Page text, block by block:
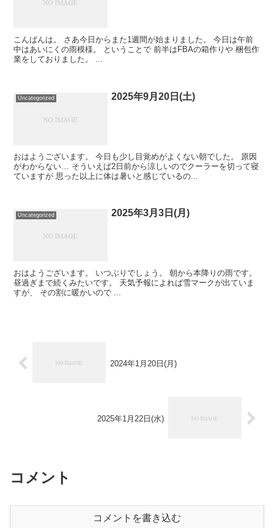
こんばんは。 さあ今日からまた1週間が始まりました。 今日は午前
中はあいにくの雨模様。 ということで 前半はFBAの箱作りや 梱包作
業をしておりました。 ...
Uncategorized 2025年9月20日(土)
おはようございます。 今日も少し目覚めがよくない朝でした。 原因
がわからない… そういえば2日前から涼しいのでクーラーを切って寝
ていますが 思った以上に体は暑いと感じているの...
Uncategorized 2025年3月3日(月)
おはようございます。 いつぶりでしょう。 朝から本降りの雨です。
昼過ぎまで続くみたいです。 天気予報によれば雪マークが出ていま
すが、 その割に暖かいので ...
2024年1月20日(月)
2025年1月22日(水)
コメント
コメントを書き込む